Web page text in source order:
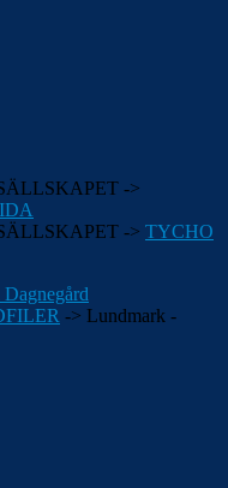
->
-> TYCHO
Dagnegård
-> Lundmark -